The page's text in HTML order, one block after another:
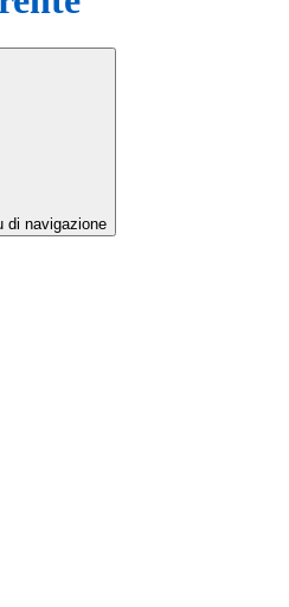
di navigazione